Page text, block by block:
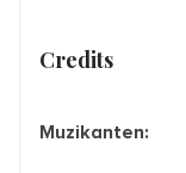
Credits
Muzikanten: